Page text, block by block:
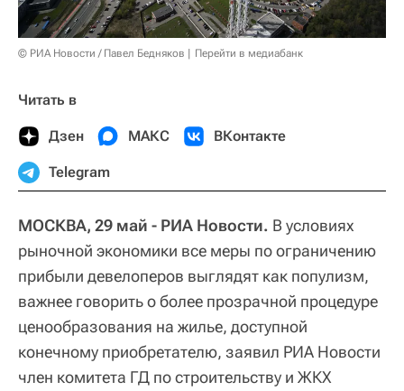
© РИА Новости / Павел Бедняков Перейти в медиабанк
Читать в
Дзен МАКС ВКонтакте
Telegram
МОСКВА, 29 май - РИА Новости. В условиях
рыночной экономики все меры по ограничению
прибыли девелоперов выглядят как популизм,
важнее говорить о более прозрачной процедуре
ценообразования на жилье, доступной
конечному приобретателю, заявил РИА Новости
член комитета ГД по строительству и ЖКХ